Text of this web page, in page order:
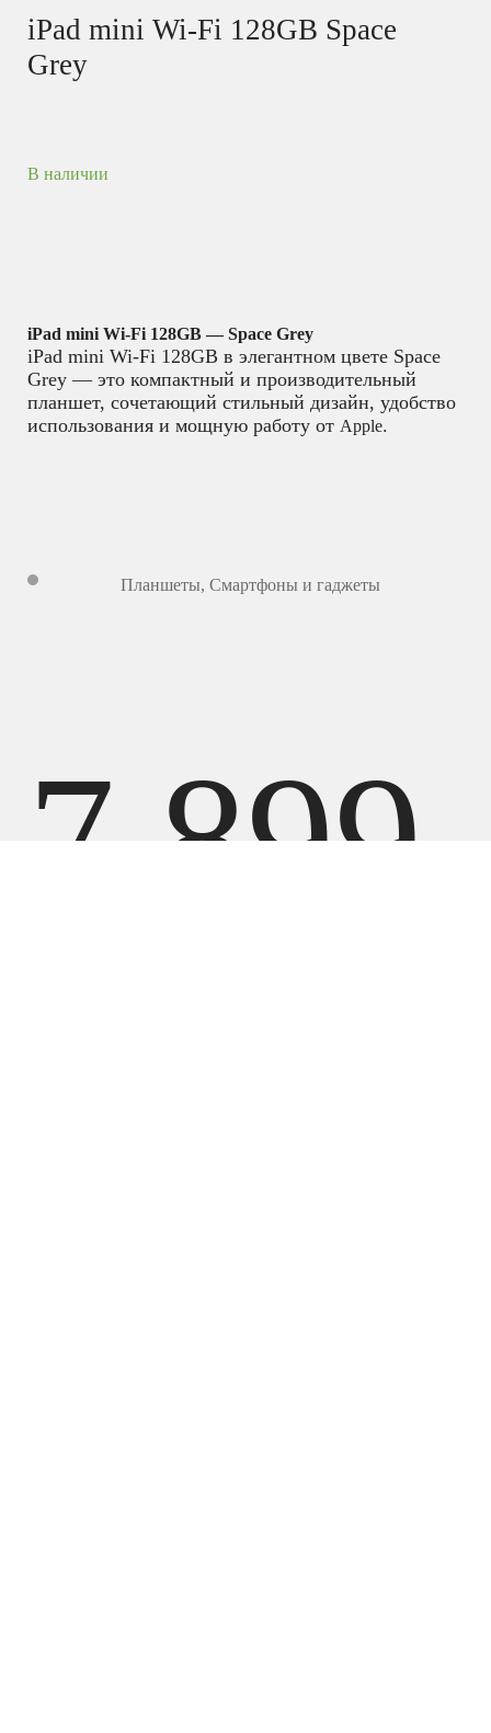
iPad mini Wi-Fi 128GB Space
Grey
В наличии
iPad mini Wi‑Fi 128GB — Space Grey
iPad mini Wi‑Fi 128GB в элегантном цвете Space
Grey — это компактный и производительный
планшет, сочетающий стильный дизайн, удобство
использования и мощную работу от Apple.
Планшеты, Смартфоны и гаджеты
7 899